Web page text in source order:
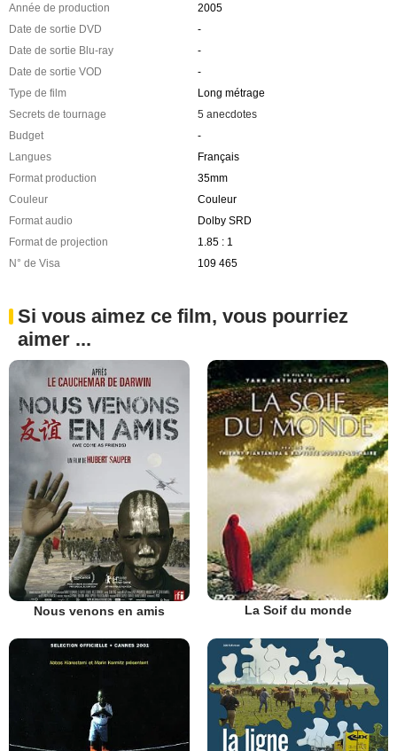
Année de production
2005
Date de sortie DVD
-
Date de sortie Blu-ray
-
Date de sortie VOD
-
Type de film
Long métrage
Secrets de tournage
5 anecdotes
Budget
-
Langues
Français
Format production
35mm
Couleur
Couleur
Format audio
Dolby SRD
Format de projection
1.85 : 1
N° de Visa
109 465
Si vous aimez ce film, vous pourriez
aimer ...
Nous venons en amis La Soif du monde